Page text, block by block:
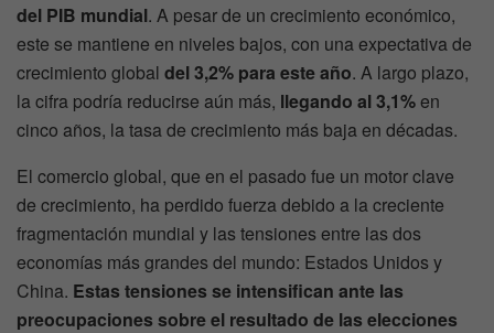
del PIB mundial. A pesar de un crecimiento económico,
este se mantiene en niveles bajos, con una expectativa de
crecimiento global del 3,2% para este año. A largo plazo,
la cifra podría reducirse aún más, llegando al 3,1%en
cinco años, la tasa de crecimiento más baja en décadas.
El comercio global, que en el pasado fue un motor clave
de crecimiento, ha perdido fuerza debido a la creciente
fragmentación mundial y las tensiones entre las dos
economías más grandes del mundo: Estados Unidos y
China. Estas tensiones se intensifican ante las
preocupaciones sobre el resultado de las elecciones